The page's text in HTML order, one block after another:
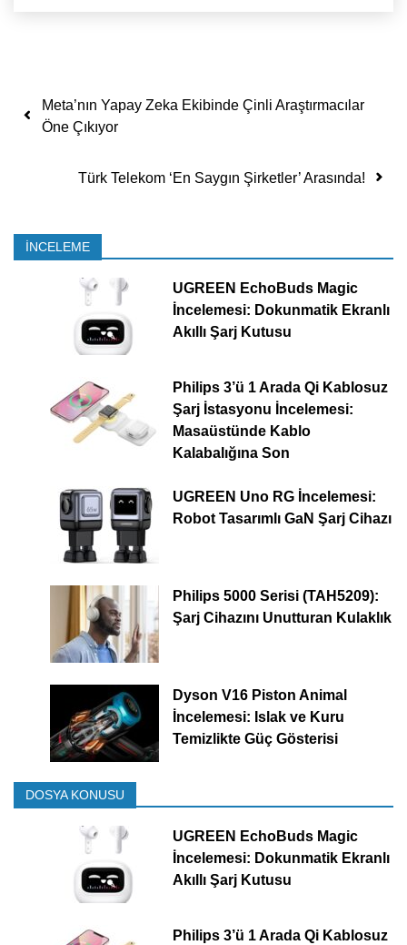
Yazı dolaşımı
Meta’nın Yapay Zeka Ekibinde Çinli Araştırmacılar
Öne Çıkıyor
Türk Telekom ‘En Saygın Şirketler’ Arasında!
İNCELEME
UGREEN EchoBuds Magic
İncelemesi: Dokunmatik Ekranlı
Akıllı Şarj Kutusu
Philips 3’ü 1 Arada Qi Kablosuz
Şarj İstasyonu İncelemesi:
Masaüstünde Kablo
Kalabalığına Son
UGREEN Uno RG İncelemesi:
Robot Tasarımlı GaN Şarj Cihazı
Philips 5000 Serisi (TAH5209):
Şarj Cihazını Unutturan Kulaklık
Dyson V16 Piston Animal
İncelemesi: Islak ve Kuru
Temizlikte Güç Gösterisi
DOSYA KONUSU
UGREEN EchoBuds Magic
İncelemesi: Dokunmatik Ekranlı
Akıllı Şarj Kutusu
Philips 3’ü 1 Arada Qi Kablosuz